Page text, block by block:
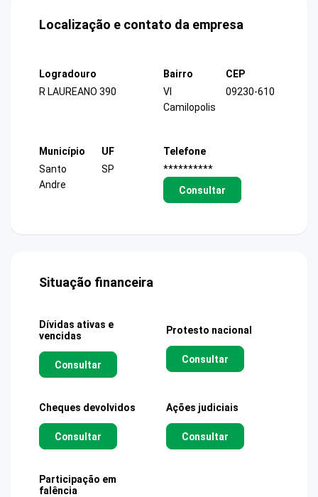
Localização e contato da empresa
Logradouro
R LAUREANO 390
Bairro
Vl
Camilopolis
CEP
09230-610
Município
Santo
Andre
UF
SP
Telefone
**********
Consultar
Situação financeira
Dívidas ativas e
vencidas
Consultar
Protesto nacional
Consultar
Cheques devolvidos
Consultar
Ações judiciais
Consultar
Participação em
falência